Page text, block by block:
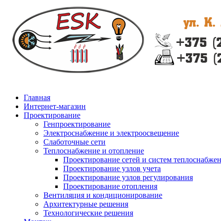
Главная
Интернет-магазин
Проектирование
Генпроектирование
Электроснабжение и электроосвещение
Слаботочные сети
Теплоснабжение и отопление
Проектирование сетей и систем
Проектирование узлов учета
Проектирование узлов регулирования
Проектирование отопления
Вентиляция и кондиционирование
Архитектурные решения
Технологические решения